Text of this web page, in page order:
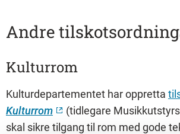
Andre
Kulturrom
Kulturdepartementet har oppretta
Kulturrom
(tidlegare
skal sikre tilgang til rom med gode